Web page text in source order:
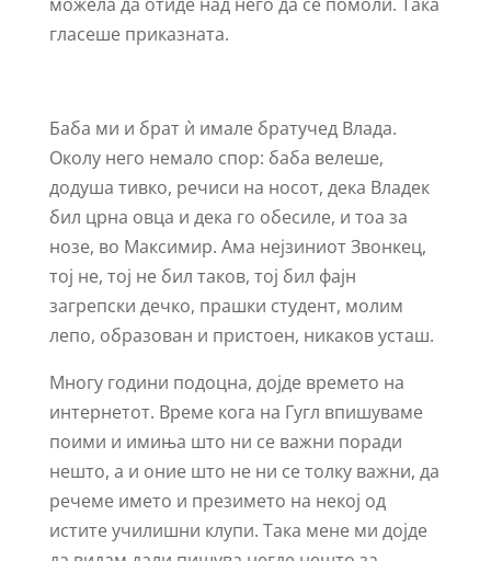
гласеше приказната.
Баба ми и брат ѝ имале братучед Влада.
Околу него немало спор: баба велеше,
додуша тивко, речиси на носот, дека Владек
бил црна овца и дека го обесиле, и тоа за
нозе, во Максимир. Ама нејзиниот Звонкец,
тој не, тој не бил таков, тој бил фајн
загрепски дечко, прашки студент, молим
лепо, образован и пристоен, никаков усташ.
Многу години подоцна, дојде времето на
интернетот. Време кога на Гугл впишуваме
поими и имиња што ни се важни поради
нешто, а и оние што не ни се толку важни, да
речеме името и презимето на некој од
истите училишни клупи. Така мене ми дојде